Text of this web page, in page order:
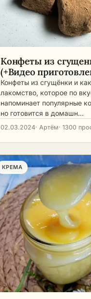
праздничного торта.
Конфеты из
(+Видео
Конфеты из сгущёнки и
лакомство, которое по
напоминает популярные
но готовится в домашн…
02.03.2024· Артём· 1300
КРЕМА